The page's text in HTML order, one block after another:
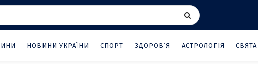
НОВИНИ УКРАЇНИ СПОРТ ЗДОРОВ’Я АСТРОЛОГІЯ СВЯТА